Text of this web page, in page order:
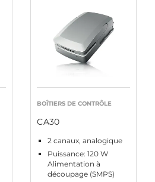
BOÎTIERS DE CONTRÔLE
CA30
2 canaux, analogique
Puissance: 120 W
Alimentation à
découpage (SMPS)